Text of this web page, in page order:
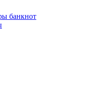
банкнот